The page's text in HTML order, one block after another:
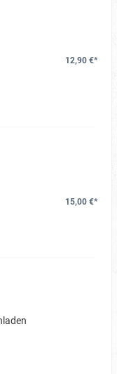
12,90 €*
15,00 €*